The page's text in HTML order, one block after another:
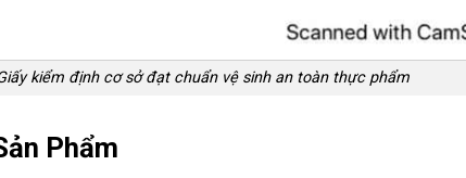
kiểm định cơ sở đạt chuẩn vệ sinh an toàn thực phẩm
Phẩm